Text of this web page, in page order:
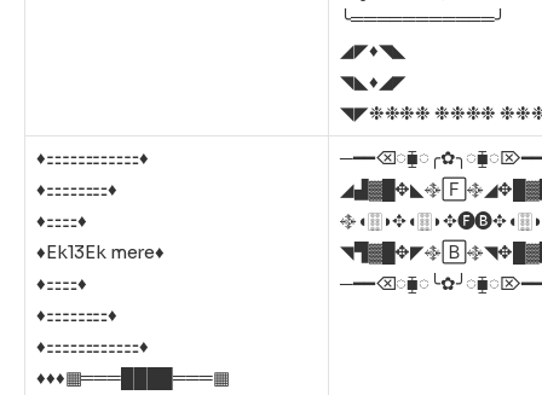
╰═══════════╯
◢◤♦️◥◣
◥◣♦️◢◤
◥◤❉❉❉❉ ❉❉❉❉
♦️⚏⚏⚏⚏⚏⚏♦️
♦️⚏⚏⚏⚏♦️
♦️⚏⚏♦️
♦️Ek13Ek mere♦️
♦️⚏⚏♦️
♦️⚏⚏⚏⚏♦️
♦️⚏⚏⚏⚏⚏⚏♦️
♦️♦️♦️▦═══████═══▦